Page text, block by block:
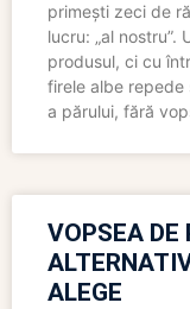
primești zeci de
lucru: „al nostru”.
produsul, ci cu
firele albe repede
a părului, fără
VOPSEA DE
ALEGE